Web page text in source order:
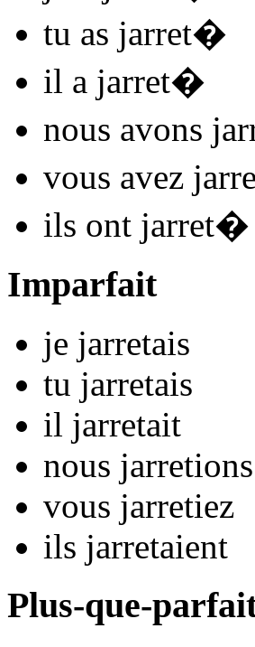
tu as jarret�
il a jarret�
nous avons
vous avez
ils ont jarret�
Imparfait
je jarretais
tu jarretais
il jarretait
nous jarretions
vous jarretiez
ils jarretaient
Plus-que-